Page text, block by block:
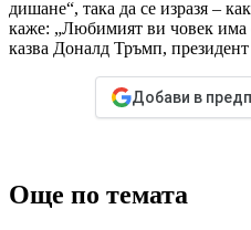
дишане“, така да се изразя –
каже: „Любимият ви човек има
казва Доналд Тръмп,
Добави в
Още по темата